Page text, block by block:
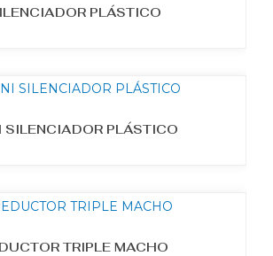
PLÁSTICO
SILENCIADOR PLÁSTICO
TRIPLE MACHO